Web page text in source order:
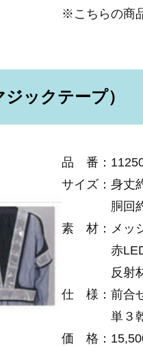
※こちらの商
ックテープ）
品 番：
サイズ：身丈
胴回約80
素 材：メッシ
赤
反射材60
仕 様：前合
単３乾電
価 格：